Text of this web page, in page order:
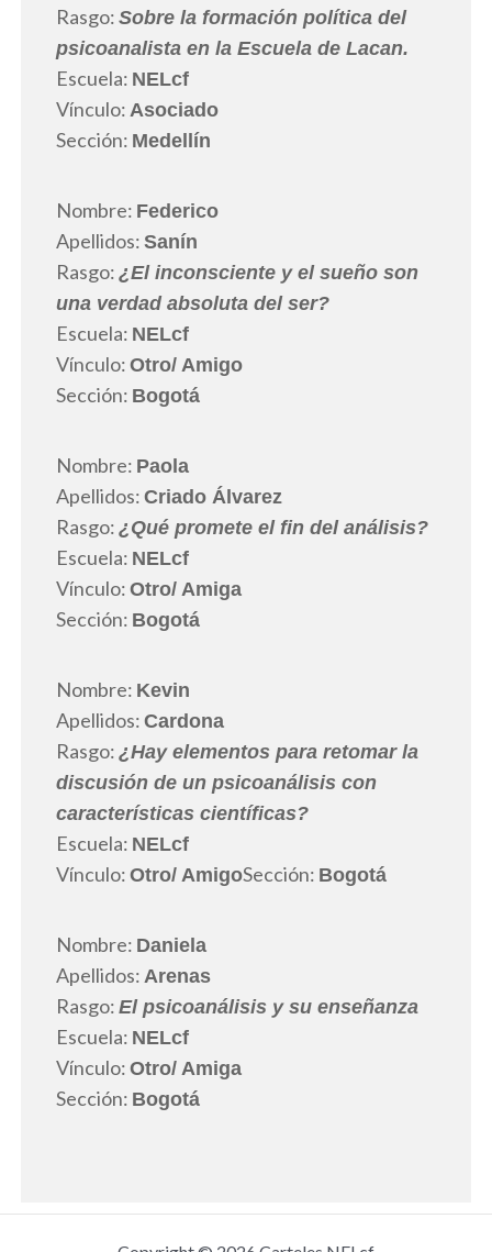
Rasgo: Sobre la formación política del
psicoanalista en la Escuela de Lacan.
Escuela: NELcf
Vínculo: Asociado
Sección: Medellín
Nombre: Federico
Apellidos: Sanín
Rasgo: ¿El inconsciente y el sueño son
una verdad absoluta del ser?
Escuela: NELcf
Vínculo: Otro/ Amigo
Sección: Bogotá
Nombre: Paola
Apellidos: Criado Álvarez
Rasgo: ¿Qué promete el fin del análisis?
Escuela: NELcf
Vínculo: Otro/ Amiga
Sección: Bogotá
Nombre: Kevin
Apellidos: Cardona
Rasgo: ¿Hay elementos para retomar la
discusión de un psicoanálisis con
características científicas?
Escuela: NELcf
Vínculo: Otro/ AmigoSección: Bogotá
Nombre: Daniela
Apellidos: Arenas
Rasgo: El psicoanálisis y su enseñanza
Escuela: NELcf
Vínculo: Otro/ Amiga
Sección: Bogotá